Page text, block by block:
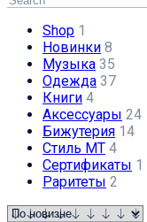
Shop 1
Новинки 8
Музыка 35
Одежда 37
Книги 4
Аксессуары 24
Бижутерия 14
Стиль МТ 4
Сертификаты 1
Раритеты 2